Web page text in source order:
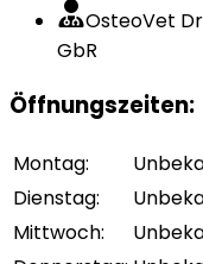
OsteoVet
GbR
Öffnungszeiten:
Montag:
Dienstag:
Mittwoch: